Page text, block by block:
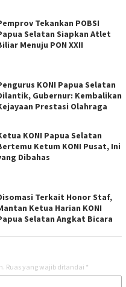
Tekankan POBSI
Selatan Siapkan Atlet
Menuju PON XXII
KONI Papua Selatan
Gubernur: Kembalikan
Prestasi Olahraga
KONI Papua Selatan
Ketum KONI Pusat, Ini
Dibahas
Terkait Honor Staf,
Ketua Harian KONI
Selatan Angkat Bicara
Ruas yang wajib ditandai *